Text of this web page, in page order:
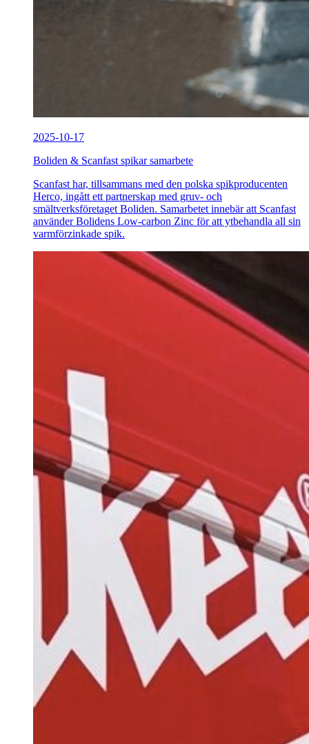
2025-10-17
Boliden & Scanfast spikar samarbete
Scanfast har, tillsammans med den polska spikproducenten
Herco, ingått ett partnerskap med gruv- och
smältverksföretaget Boliden. Samarbetet innebär att Scanfast
använder Bolidens Low-carbon Zinc för att ytbehandla all sin
varmförzinkade spik.